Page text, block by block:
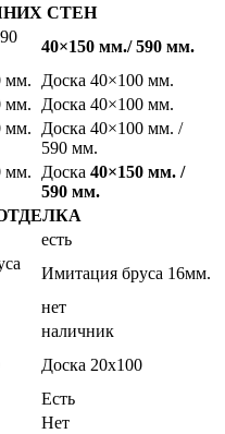
СТЕН
40×150 мм./ 590 мм.
мм. Доска 40×100 мм.
мм. Доска 40×100 мм.
мм. Доска 40×100 мм. /
590 мм.
мм. Доска 40×150 мм. /
590 мм.
есть
Имитация бруса 16мм.
нет
наличник
Доска 20х100
Есть
Нет